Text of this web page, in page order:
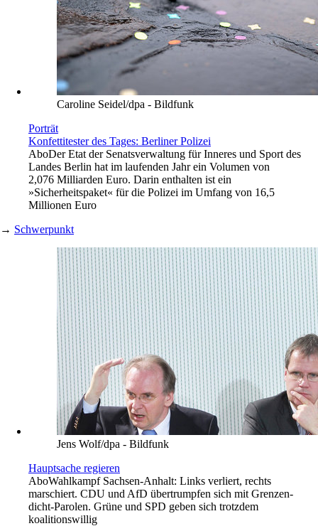
Caroline Seidel/dpa - Bildfunk
Porträt
Konfettitester des Tages: Berliner Polizei
AboDer Etat der Senatsverwaltung für Inneres und Sport des
Landes Berlin hat im laufenden Jahr ein Volumen von
2,076 Milliarden Euro. Darin enthalten ist ein
»Sicherheitspaket« für die Polizei im Umfang von 16,5
Millionen Euro
→ Schwerpunkt
Jens Wolf/dpa - Bildfunk
Hauptsache regieren
AboWahlkampf Sachsen-Anhalt: Links verliert, rechts
marschiert. CDU und AfD übertrumpfen sich mit Grenzen-
dicht-Parolen. Grüne und SPD geben sich trotzdem
koalitionswillig